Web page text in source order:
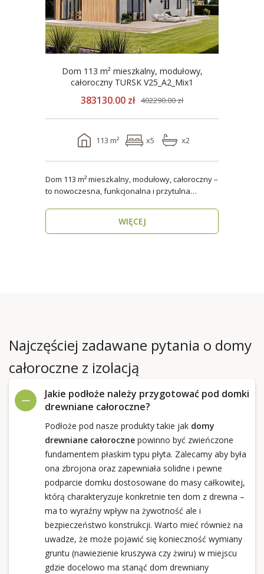
Dom 113 m² mieszkalny, modułowy,
całoroczny TURSK V25_A2_Mix1
383130.00 zł 402290.00 zł
113 m² x5 x2
Dom 113 m² mieszkalny, modułowy, całoroczny –
to nowoczesna, funkcjonalna i przytulna
WIĘCEJ
Najczęściej zadawane pytania o domy
całoroczne z izolacją
Jakie podłoże należy przygotować pod domki
drewniane całoroczne?
Podłoże pod nasze produkty takie jak domy
drewniane całorocznepowinno być zwieńczone
fundamentem płaskim typu płyta. Zalecamy aby była
ona zbrojona oraz zapewniała solidne i pewne
podparcie domku dostosowane do masy całkowitej,
którą charakteryzuje konkretnie ten dom z drewna –
ma to wyraźny wpływ na żywotność ale i
bezpieczeństwo konstrukcji. Warto mieć również na
uwadze, że może pojawić się konieczność wymiany
gruntu (nawiezienie kruszywa czy żwiru) w miejscu
gdzie docelowo ma stanąć dom drewniany